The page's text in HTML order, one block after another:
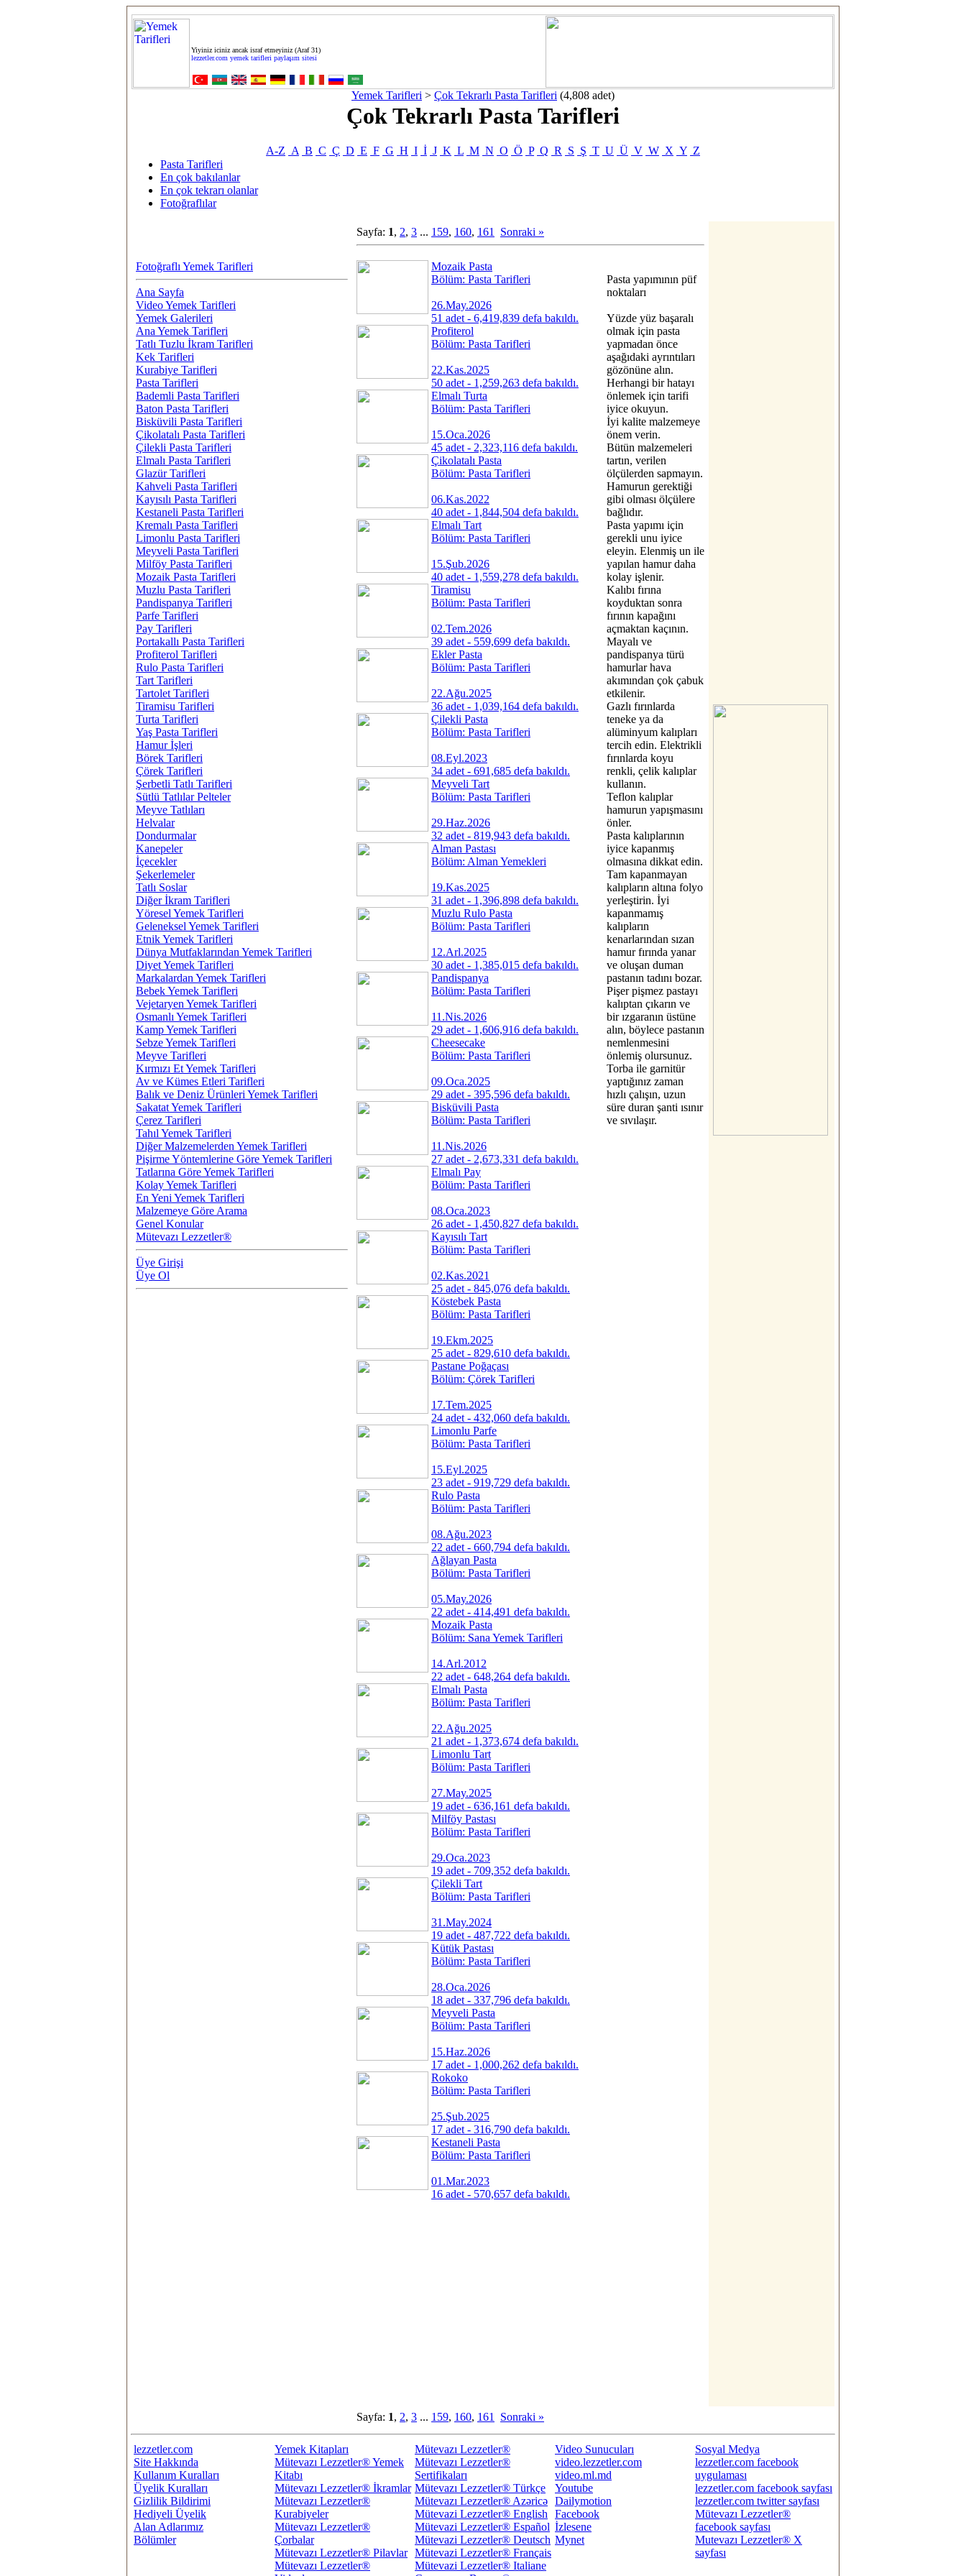
Yiyiniz iciniz ancak israf etmeyiniz (Araf 31)
lezzetler.com yemek tarifleri paylaşım sitesi
Yemek Tarifleri > Çok Tekrarlı Pasta Tarifleri (4,808 adet)
Çok Tekrarlı Pasta Tarifleri
A-Z A B C Ç D E F G H I İ J K L M N O Ö P Q R S Ş T U Ü V W X Y Z
Pasta Tarifleri
En çok bakılanlar
En çok tekrarı olanlar
Fotoğraflılar
Sayfa: 1, 2, 3 ... 159, 160, 161 Sonraki »
Fotoğraflı Yemek Tarifleri
Ana Sayfa
Video Yemek Tarifleri
Yemek Galerileri
Ana Yemek Tarifleri
Tatlı Tuzlu İkram Tarifleri
Kek Tarifleri
Kurabiye Tarifleri
Pasta Tarifleri
Bademli Pasta Tarifleri
Baton Pasta Tarifleri
Bisküvili Pasta Tarifleri
Çikolatalı Pasta Tarifleri
Çilekli Pasta Tarifleri
Elmalı Pasta Tarifleri
Glazür Tarifleri
Kahveli Pasta Tarifleri
Kayısılı Pasta Tarifleri
Kestaneli Pasta Tarifleri
Kremalı Pasta Tarifleri
Limonlu Pasta Tarifleri
Meyveli Pasta Tarifleri
Milföy Pasta Tarifleri
Mozaik Pasta Tarifleri
Muzlu Pasta Tarifleri
Pandispanya Tarifleri
Parfe Tarifleri
Pay Tarifleri
Portakallı Pasta Tarifleri
Profiterol Tarifleri
Rulo Pasta Tarifleri
Tart Tarifleri
Tartolet Tarifleri
Tiramisu Tarifleri
Turta Tarifleri
Yaş Pasta Tarifleri
Hamur İşleri
Börek Tarifleri
Çörek Tarifleri
Şerbetli Tatlı Tarifleri
Sütlü Tatlılar Pelteler
Meyve Tatlıları
Helvalar
Dondurmalar
Kanepeler
İçecekler
Şekerlemeler
Tatlı Soslar
Diğer İkram Tarifleri
Yöresel Yemek Tarifleri
Geleneksel Yemek Tarifleri
Etnik Yemek Tarifleri
Dünya Mutfaklarından Yemek Tarifleri
Diyet Yemek Tarifleri
Markalardan Yemek Tarifleri
Bebek Yemek Tarifleri
Vejetaryen Yemek Tarifleri
Osmanlı Yemek Tarifleri
Kamp Yemek Tarifleri
Sebze Yemek Tarifleri
Meyve Tarifleri
Kırmızı Et Yemek Tarifleri
Av ve Kümes Etleri Tarifleri
Balık ve Deniz Ürünleri Yemek Tarifleri
Sakatat Yemek Tarifleri
Çerez Tarifleri
Tahıl Yemek Tarifleri
Diğer Malzemelerden Yemek Tarifleri
Pişirme Yöntemlerine Göre Yemek Tarifleri
Tatlarına Göre Yemek Tarifleri
Kolay Yemek Tarifleri
En Yeni Yemek Tarifleri
Malzemeye Göre Arama
Genel Konular
Mütevazı Lezzetler®
Üye Girişi
Üye Ol
Mozaik Pasta
Bölüm: Pasta Tarifleri
26.May.2026
51 adet - 6,419,839 defa bakıldı.
Profiterol
Bölüm: Pasta Tarifleri
22.Kas.2025
50 adet - 1,259,263 defa bakıldı.
Elmalı Turta
Bölüm: Pasta Tarifleri
15.Oca.2026
45 adet - 2,323,116 defa bakıldı.
Çikolatalı Pasta
Bölüm: Pasta Tarifleri
06.Kas.2022
40 adet - 1,844,504 defa bakıldı.
Elmalı Tart
Bölüm: Pasta Tarifleri
15.Şub.2026
40 adet - 1,559,278 defa bakıldı.
Tiramisu
Bölüm: Pasta Tarifleri
02.Tem.2026
39 adet - 559,699 defa bakıldı.
Ekler Pasta
Bölüm: Pasta Tarifleri
22.Ağu.2025
36 adet - 1,039,164 defa bakıldı.
Çilekli Pasta
Bölüm: Pasta Tarifleri
08.Eyl.2023
34 adet - 691,685 defa bakıldı.
Meyveli Tart
Bölüm: Pasta Tarifleri
29.Haz.2026
32 adet - 819,943 defa bakıldı.
Alman Pastası
Bölüm: Alman Yemekleri
19.Kas.2025
31 adet - 1,396,898 defa bakıldı.
Muzlu Rulo Pasta
Bölüm: Pasta Tarifleri
12.Arl.2025
30 adet - 1,385,015 defa bakıldı.
Pandispanya
Bölüm: Pasta Tarifleri
11.Nis.2026
29 adet - 1,606,916 defa bakıldı.
Cheesecake
Bölüm: Pasta Tarifleri
09.Oca.2025
29 adet - 395,596 defa bakıldı.
Bisküvili Pasta
Bölüm: Pasta Tarifleri
11.Nis.2026
27 adet - 2,673,331 defa bakıldı.
Elmalı Pay
Bölüm: Pasta Tarifleri
08.Oca.2023
26 adet - 1,450,827 defa bakıldı.
Kayısılı Tart
Bölüm: Pasta Tarifleri
02.Kas.2021
25 adet - 845,076 defa bakıldı.
Köstebek Pasta
Bölüm: Pasta Tarifleri
19.Ekm.2025
25 adet - 829,610 defa bakıldı.
Pastane Poğaçası
Bölüm: Çörek Tarifleri
17.Tem.2025
24 adet - 432,060 defa bakıldı.
Limonlu Parfe
Bölüm: Pasta Tarifleri
15.Eyl.2025
23 adet - 919,729 defa bakıldı.
Rulo Pasta
Bölüm: Pasta Tarifleri
08.Ağu.2023
22 adet - 660,794 defa bakıldı.
Ağlayan Pasta
Bölüm: Pasta Tarifleri
05.May.2026
22 adet - 414,491 defa bakıldı.
Mozaik Pasta
Bölüm: Sana Yemek Tarifleri
14.Arl.2012
22 adet - 648,264 defa bakıldı.
Elmalı Pasta
Bölüm: Pasta Tarifleri
22.Ağu.2025
21 adet - 1,373,674 defa bakıldı.
Limonlu Tart
Bölüm: Pasta Tarifleri
27.May.2025
19 adet - 636,161 defa bakıldı.
Milföy Pastası
Bölüm: Pasta Tarifleri
29.Oca.2023
19 adet - 709,352 defa bakıldı.
Çilekli Tart
Bölüm: Pasta Tarifleri
31.May.2024
19 adet - 487,722 defa bakıldı.
Kütük Pastası
Bölüm: Pasta Tarifleri
28.Oca.2026
18 adet - 337,796 defa bakıldı.
Meyveli Pasta
Bölüm: Pasta Tarifleri
15.Haz.2026
17 adet - 1,000,262 defa bakıldı.
Rokoko
Bölüm: Pasta Tarifleri
25.Şub.2025
17 adet - 316,790 defa bakıldı.
Kestaneli Pasta
Bölüm: Pasta Tarifleri
01.Mar.2023
16 adet - 570,657 defa bakıldı.
Pasta yapımının püf
noktaları
Yüzde yüz başaralı
olmak için pasta
yapmadan önce
aşağıdaki ayrıntıları
gözönüne alın.
Herhangi bir hatayı
önlemek için tarifi
iyice okuyun.
İyi kalite malzemeye
önem verin.
Bütün malzemeleri
tartın, verilen
ölçülerden sapmayın.
Hamurun gerektiği
gibi olması ölçülere
bağlıdır.
Pasta yapımı için
gerekli unu iyice
eleyin. Elenmiş un ile
yapılan hamur daha
kolay işlenir.
Kalıbı fırına
koyduktan sonra
fırının kapağını
açmaktan kaçının.
Mayalı ve
pandispanya türü
hamurlar hava
akımından çok çabuk
etkilenir.
Gazlı fırınlarda
teneke ya da
alüminyum kalıpları
tercih edin. Elektrikli
fırınlarda koyu
renkli, çelik kalıplar
kullanın.
Teflon kalıplar
hamurun yapışmasını
önler.
Pasta kalıplarının
iyice kapanmış
olmasına dikkat edin.
Tam kapanmayan
kalıpların altına folyo
yerleştirin. İyi
kapanmamış
kalıpların
kenarlarından sızan
hamur fırında yanar
ve oluşan duman
pastanın tadını bozar.
Pişer pişmez pastayı
kalıptan çıkarın ve
bir ızgaranın üstüne
alın, böylece pastanın
nemlenmesini
önlemiş olursunuz.
Torba ile garnitür
yaptığınız zaman
hızlı çalışın, uzun
süre duran şanti ısınır
ve sıvılaşır.
Sayfa: 1, 2, 3 ... 159, 160, 161 Sonraki »
lezzetler.com
Site Hakkında
Kullanım Kuralları
Üyelik Kuralları
Gizlilik Bildirimi
Hediyeli Üyelik
Alan Adlarımız
Bölümler
Yemek Kitapları
Mütevazı Lezzetler® Yemek
Kitabı
Mütevazı Lezzetler® İkramlar
Mütevazı Lezzetler®
Kurabiyeler
Mütevazı Lezzetler®
Çorbalar
Mütevazı Lezzetler® Pilavlar
Mütevazı Lezzetler®
Mütevazı Lezzetler®
Mütevazı Lezzetler®
Sertifikaları
Mütevazı Lezzetler® Türkçe
Mütevazı Lezzetler® Azəricə
Mütevazi Lezzetler® English
Mütevazi Lezzetler® Español
Mütevazi Lezzetler® Deutsch
Mütevazi Lezzetler® Français
Mütevazi Lezzetler® Italiane
Video Sunucuları
video.lezzetler.com
video.ml.md
Youtube
Dailymotion
Facebook
İzlesene
Mynet
Sosyal Medya
lezzetler.com facebook
uygulaması
lezzetler.com facebook sayfası
lezzetler.com twitter sayfası
Mütevazı Lezzetler®
facebook sayfası
Mutevazı Lezzetler® X
sayfası